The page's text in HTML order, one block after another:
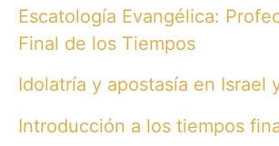
Escatología Evangélica:
Final de los Tiempos
Idolatría y apostasía en Israel
Introducción a los tiempos